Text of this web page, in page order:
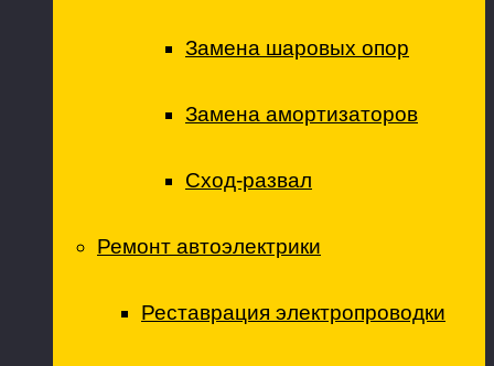
Замена шаровых опор
Замена амортизаторов
Сход-развал
Ремонт автоэлектрики
Реставрация электропроводки